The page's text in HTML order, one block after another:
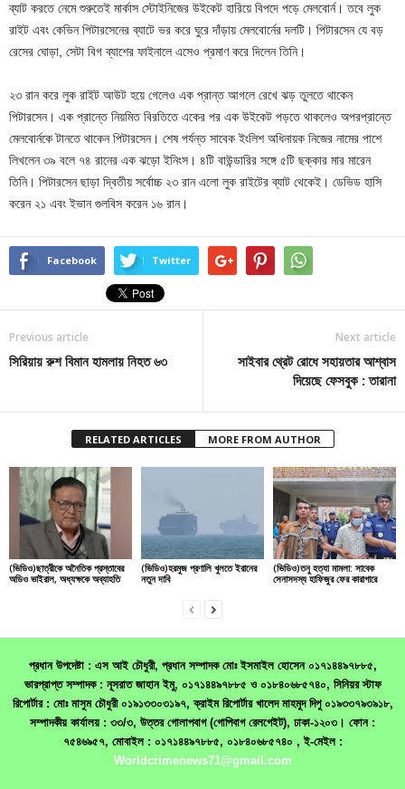
ব্যাট করতে নেমে শুরুতেই মার্কাস স্টোইনিজের উইকেট হারিয়ে বিপদে পড়ে মেলবোর্ন। তবে লুক
রাইট এবং কেভিন পিটারসেনের ব্যাটে ভর করে ঘুরে দাঁড়ায় মেলবোর্নের দলটি। পিটারসেন যে বড়
রেসের ঘোড়া, সেটা বিগ ব্যাশের ফাইনালে এসেও প্রমাণ করে দিলেন তিনি।
২৩ রান করে লুক রাইট আউট হয়ে গেলেও এক প্রান্ত আগলে রেখে ঝড় তুলতে থাকেন
পিটারসেন। এক প্রান্তে নিয়মিত বিরতিতে একের পর এক উইকেট পড়তে থাকলেও অপরপ্রান্তে
মেলবোর্নকে টানতে থাকেন পিটারসেন। শেষ পর্যন্ত সাবেক ইংলিশ অধিনায়ক নিজের নামের পাশে
লিখলেন ৩৯ বলে ৭৪ রানের এক ঝড়ো ইনিংস। ৪টি বাউন্ডারির সঙ্গে ৫টি ছক্কার মার মারেন
তিনি। পিটারসেন ছাড়া দ্বিতীয় সর্বোচ্চ ২৩ রান এলো লুক রাইটের ব্যাট থেকেই। ডেভিড হাসি
করেন ২১ এবং ইভান গুলবিস করেন ১৬ রান।
Facebook Twitter
Previous article
সিরিয়ায় রুশ বিমান হামলায় নিহত ৬৩
Next article
সাইবার থ্রেট রোধে সহায়তার আশ্বাস
দিয়েছে ফেসবুক : তারানা
RELATED ARTICLES MORE FROM AUTHOR
(ভিডিও)ছাত্রীকে অনৈতিক প্রস্তাবের
অডিও ভাইরাল, অধ্যক্ষকে অব্যাহতি
(ভিডিও)হরমুজ প্রণালি খুলতে ইরানের
নতুন দাবি
(ভিডিও)তনু হত্যা মামলা: সাবেক
সেনাসদস্য হাফিজুর ফের কারাগারে
প্রধান উপদেষ্টা : এস আই চৌধুরী, প্রধান সম্পাদক মোঃ ইসমাইল হোসেন ০১৭১৪৪৯৭৮৮৫,
ভারপ্রাপ্ত সম্পাদক : নূসরাত জাহান ইমু, ০১৭১৪৪৯৭৮৮৫ ও ০১৮৪০৬৮৫৭৪০, সিনিয়র স্টাফ
রিপোর্টার : মোঃ মাসুম চৌধুরী ০১৯১৩৩০৩১৯৭, ক্রাইম রিপোর্টার খালেদ মাহমুদ দিপু ০১৯৩৩৭৯৩৯১৮,
সম্পাদকীয় কার্যালয় : ৩৩/৩, উত্তর গোলাপবাগ (গোপিবাগ রেলগেইট), ঢাকা-১২০৩। ফোন :
৭৫৪৬৯৫৭, মোবাইল : ০১৭১৪৪৯৭৮৮৫, ০১৮৪০৬৮৫৭৪০ , ই-মেইল :
Worldcrimenews71@gmail.com